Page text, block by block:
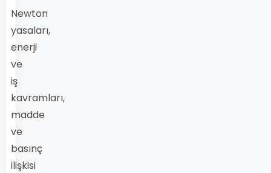
Newton
yasaları,
enerji
ve
iş
kavramları,
madde
ve
basınç
ilişkisi